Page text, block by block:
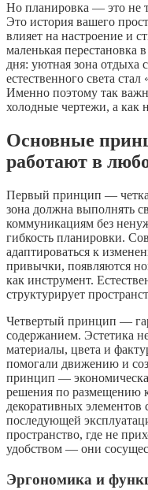
Но планировка — это не
Это история вашего
влияет на настроение и
маленькая перестановка
дня: уютная зона отдыха
естественного света
Именно поэтому так
холодные чертежи, а как
Основные
работают в
Первый принцип —
зона должна выполнять
коммуникациям без
гибкость планировки.
адаптироваться к
привычки, появляются
как инструмент.
структурирует
Четвертый принцип —
содержанием. Эстетика
материалы, цвета и
помогали движению и
принцип —
решения по размещению
декоративных
последующей
пространство, где не
удобством — они
Эргономика и